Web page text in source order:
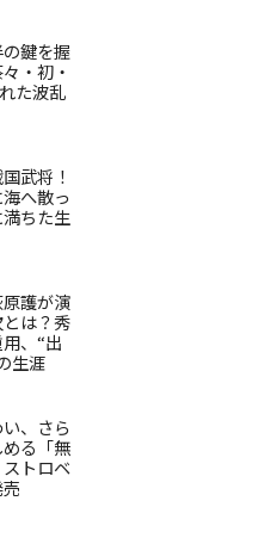
の鍵を握
・初・
た波乱
武将！
へ散っ
ちた生
原護が演
は？秀
、“出
生涯
、さら
る「無
トロベ